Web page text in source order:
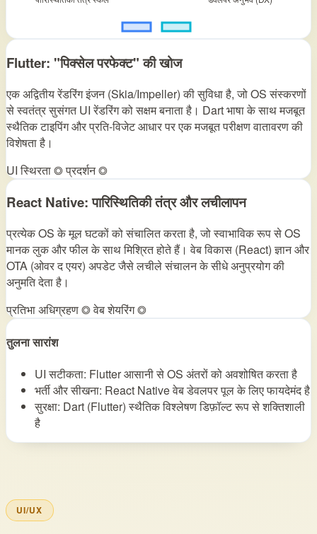
Flutter: "पिक्सेल परफेक्ट" की खोज
एक अद्वितीय रेंडरिंग इंजन (Skia/Impeller) की सुविधा है, जो OS संस्करणों
से स्वतंत्र सुसंगत UI रेंडरिंग को सक्षम बनाता है। Dart भाषा के साथ मजबूत
स्थैतिक टाइपिंग और प्रति-विजेट आधार पर एक मजबूत परीक्षण वातावरण की
विशेषता है।
UI स्थिरता ◎प्रदर्शन ◎
React Native: पारिस्थितिकी तंत्र और लचीलापन
प्रत्येक OS के मूल घटकों को संचालित करता है, जो स्वाभाविक रूप से OS
मानक लुक और फील के साथ मिश्रित होते हैं। वेब विकास (React) ज्ञान और
OTA (ओवर द एयर) अपडेट जैसे लचीले संचालन के सीधे अनुप्रयोग की
अनुमति देता है।
प्रतिभा अधिग्रहण ◎वेब शेयरिंग ◎
तुलना सारांश
UI सटीकता: Flutter आसानी से OS अंतरों को अवशोषित करता है
भर्ती और सीखना: React Native वेब डेवलपर पूल के लिए फायदेमंद है
सुरक्षा: Dart (Flutter) स्थैतिक विश्लेषण डिफ़ॉल्ट रूप से शक्तिशाली
है
UI/UX